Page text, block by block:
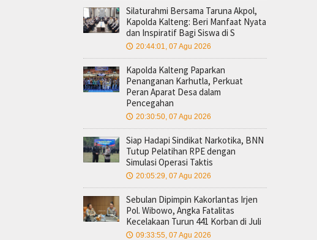
Silaturahmi Bersama Taruna Akpol,
Kapolda Kalteng: Beri Manfaat Nyata
dan Inspiratif Bagi Siswa di S
🕔 20:44:01, 07 Agu 2026
Kapolda Kalteng Paparkan
Penanganan Karhutla, Perkuat
Peran Aparat Desa dalam
Pencegahan
🕔 20:30:50, 07 Agu 2026
Siap Hadapi Sindikat Narkotika, BNN
Tutup Pelatihan RPE dengan
Simulasi Operasi Taktis
🕔 20:05:29, 07 Agu 2026
Sebulan Dipimpin Kakorlantas Irjen
Pol. Wibowo, Angka Fatalitas
Kecelakaan Turun 441 Korban di Juli
🕔 09:33:55, 07 Agu 2026